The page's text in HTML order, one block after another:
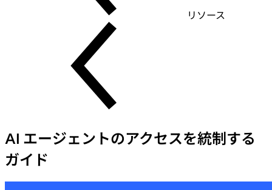
リソース
AI エージェントのアクセスを統制する
ガイド